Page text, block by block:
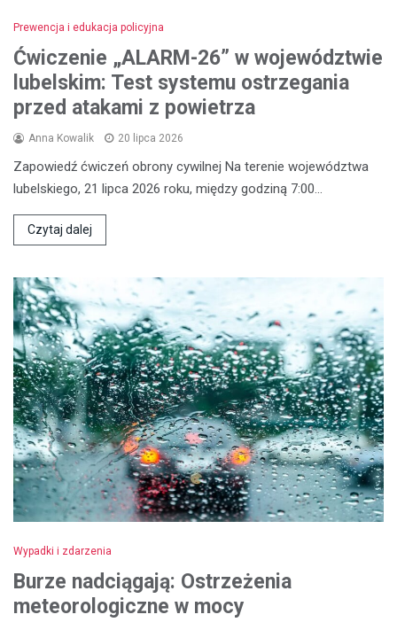
Prewencja i edukacja policyjna
Ćwiczenie „ALARM-26” w województwie
lubelskim: Test systemu ostrzegania
przed atakami z powietrza
Anna Kowalik 20 lipca 2026
Zapowiedź ćwiczeń obrony cywilnej Na terenie województwa
lubelskiego, 21 lipca 2026 roku, między godziną 7:00…
Czytaj dalej
Wypadki i zdarzenia
Burze nadciągają: Ostrzeżenia
meteorologiczne w mocy